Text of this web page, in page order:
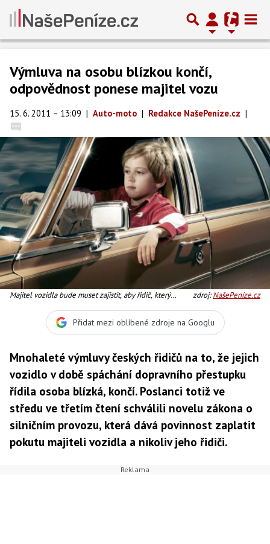
Výmluva na osobu blízkou končí,
odpovědnost ponese majitel vozu
15. 6. 2011 – 13:09 | Auto-moto | Redakce NašePeníze.cz |
Majitel vozidla bude muset zajistit, aby řidič, který
zdroj:NašePeníze.cz
Přidat mezi oblíbené zdroje na Googlu
Mnohaleté výmluvy českých řidičů na to, že jejich
vozidlo v době spáchání dopravního přestupku
řídila osoba blízká, končí. Poslanci totiž ve
středu ve třetím čtení schválili novelu zákona o
silničním provozu, která dává povinnost zaplatit
pokutu majiteli vozidla a nikoliv jeho řidiči.